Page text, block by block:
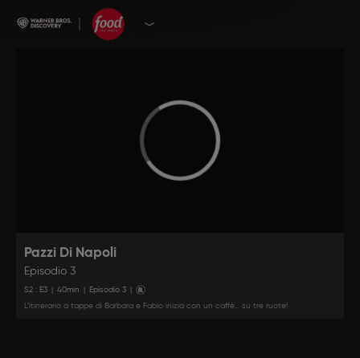
Pazzi Di Napoli
Episodio 3
S2 : E3 40min Episodio 3
L’itinerario a tappe di Barbara e Fabio inizia con un caffè… su tre ruote!